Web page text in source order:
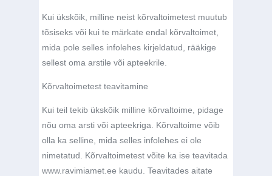
Kui ükskõik, milline neist kõrvaltoimetest muutub
tõsiseks või kui te märkate endal kõrvaltoimet,
mida pole selles infolehes kirjeldatud, rääkige
sellest oma arstile või apteekrile.
Kõrvaltoimetest teavitamine
Kui teil tekib ükskõik milline kõrvaltoime, pidage
nõu oma arsti või apteekriga. Kõrvaltoime võib
olla ka selline, mida selles infolehes ei ole
nimetatud. Kõrvaltoimetest võite ka ise teavitada
www.ravimiamet.ee kaudu. Teavitades aitate